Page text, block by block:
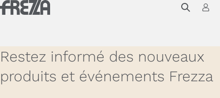
Skip to main content
Collections
Restez informé des nouveaux
produits et événements Frezza